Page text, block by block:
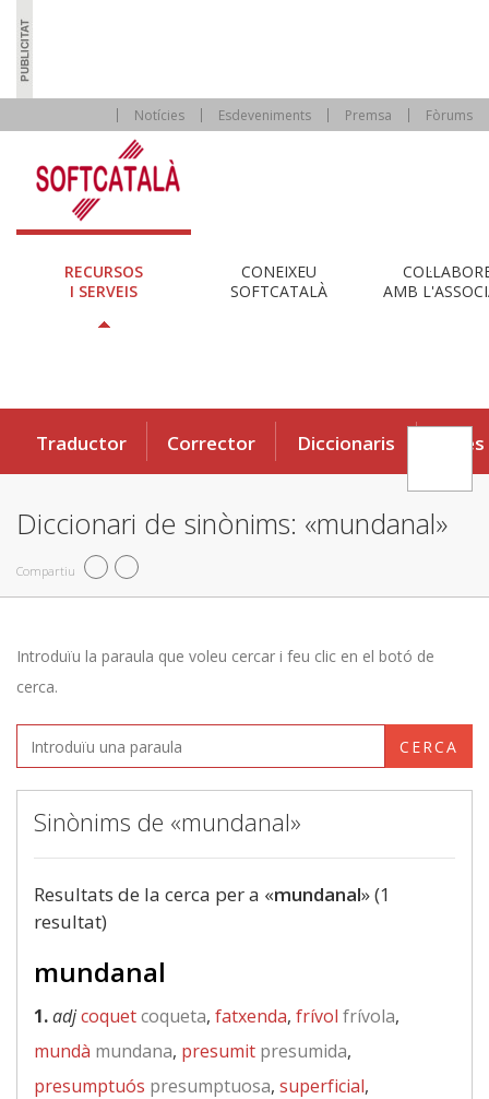
Notícies Esdeveniments Premsa Fòrums
RECURSOS
I SERVEIS
CONEIXEU
SOFTCATALÀ
AMB
Traductor Corrector Diccionaris Eines
Diccionari de sinònims: «mundanal»
Compartiu
Introduïu la paraula que voleu cercar i feu clic en el botó de
cerca.
CERCA
Sinònims de «mundanal»
Resultats de la cerca per a «mundanal» (1
resultat)
mundanal
1.adjcoquetcoqueta, fatxenda, frívol frívola,
mundà mundana, presumit presumida,
presumptuós presumptuosa, superficial,